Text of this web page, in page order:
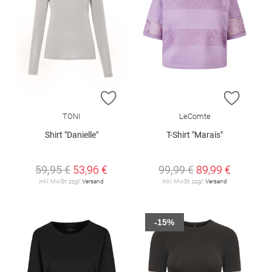
ZUR WUNSCHLISTE HINZUFÜGEN
TONI
Shirt "Danielle"
59,95 € 53,96 €
inkl. MwSt. zzgl. Versand
ZUR
LeComte
T-Shirt "Marais"
99,99 € 89,99 €
inkl. MwSt. zzgl. Versand
-15%